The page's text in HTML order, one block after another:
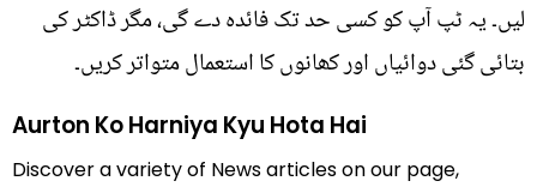
لیں۔ یہ ٹپ آپ کو کسی حد تک فائدہ دے گی، مگر ڈاکٹر کی
بتائی گئی دوائیاں اور کھانوں کا استعمال متواتر کریں۔
Aurton Ko Harniya Kyu Hota Hai
Discover a variety of News articles on our page,